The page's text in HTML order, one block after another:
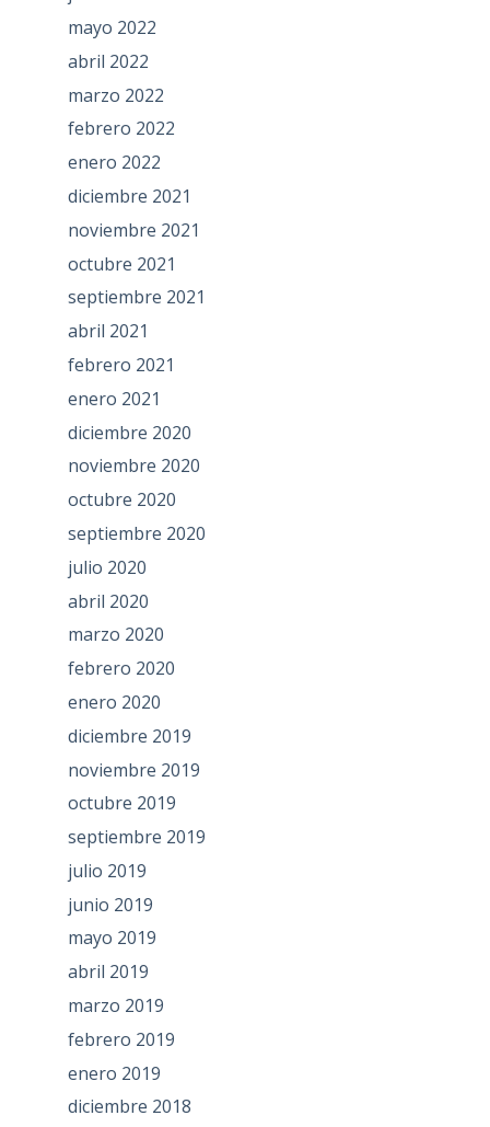
mayo 2022
abril 2022
marzo 2022
febrero 2022
enero 2022
diciembre 2021
noviembre 2021
octubre 2021
septiembre 2021
abril 2021
febrero 2021
enero 2021
diciembre 2020
noviembre 2020
octubre 2020
septiembre 2020
julio 2020
abril 2020
marzo 2020
febrero 2020
enero 2020
diciembre 2019
noviembre 2019
octubre 2019
septiembre 2019
julio 2019
junio 2019
mayo 2019
abril 2019
marzo 2019
febrero 2019
enero 2019
diciembre 2018